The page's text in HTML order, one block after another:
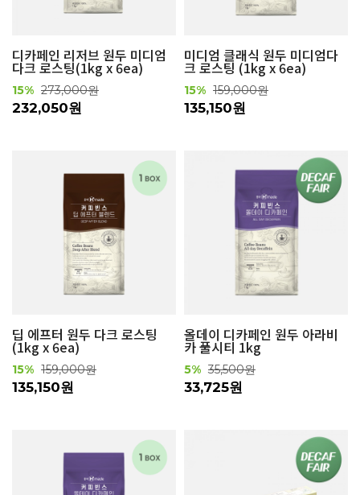
디카페인 리저브 원두 미디엄
다크 로스팅(1kg x 6ea)
15% 273,000원
232,050원
미디엄 클래식 원두 미디엄다
크 로스팅 (1kg x 6ea)
15% 159,000원
135,150원
딥 에프터 원두 다크 로스팅
(1kg x 6ea)
15% 159,000원
135,150원
올데이 디카페인 원두 아라비
카 풀시티 1kg
5% 35,500원
33,725원